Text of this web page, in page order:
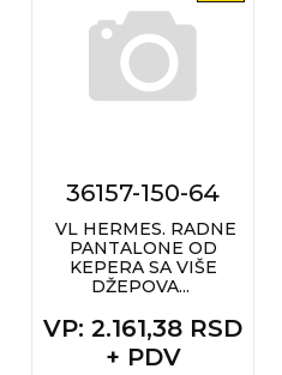
36157-150-64
VL HERMES. RADNE
PANTALONE OD
KEPERA SA VIŠE
DŽEPOVA...
VP: 2.161,38 RSD
+ PDV